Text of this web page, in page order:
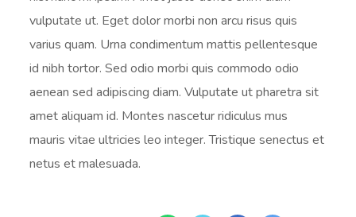
vulputate ut. Eget dolor morbi non arcu risus quis
varius quam. Urna condimentum mattis pellentesque
id nibh tortor. Sed odio morbi quis commodo odio
aenean sed adipiscing diam. Vulputate ut pharetra sit
amet aliquam id. Montes nascetur ridiculus mus
mauris vitae ultricies leo integer. Tristique senectus et
netus et malesuada.